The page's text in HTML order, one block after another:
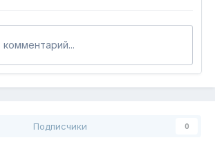
Подписчики 0